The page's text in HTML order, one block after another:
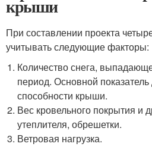
крыши
При составлении проекта
учитывать следующие факторы:
Количество снега,
период. Основной
способности крыши.
Вес кровельного покрытия и
утеплителя, обрешетки.
Ветровая нагрузка.